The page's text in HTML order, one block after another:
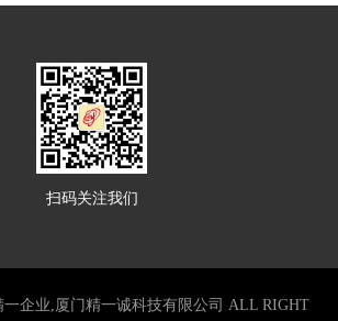
扫码关注我们
一企业,厦门精一诚科技有限公司 ALL RIGHT